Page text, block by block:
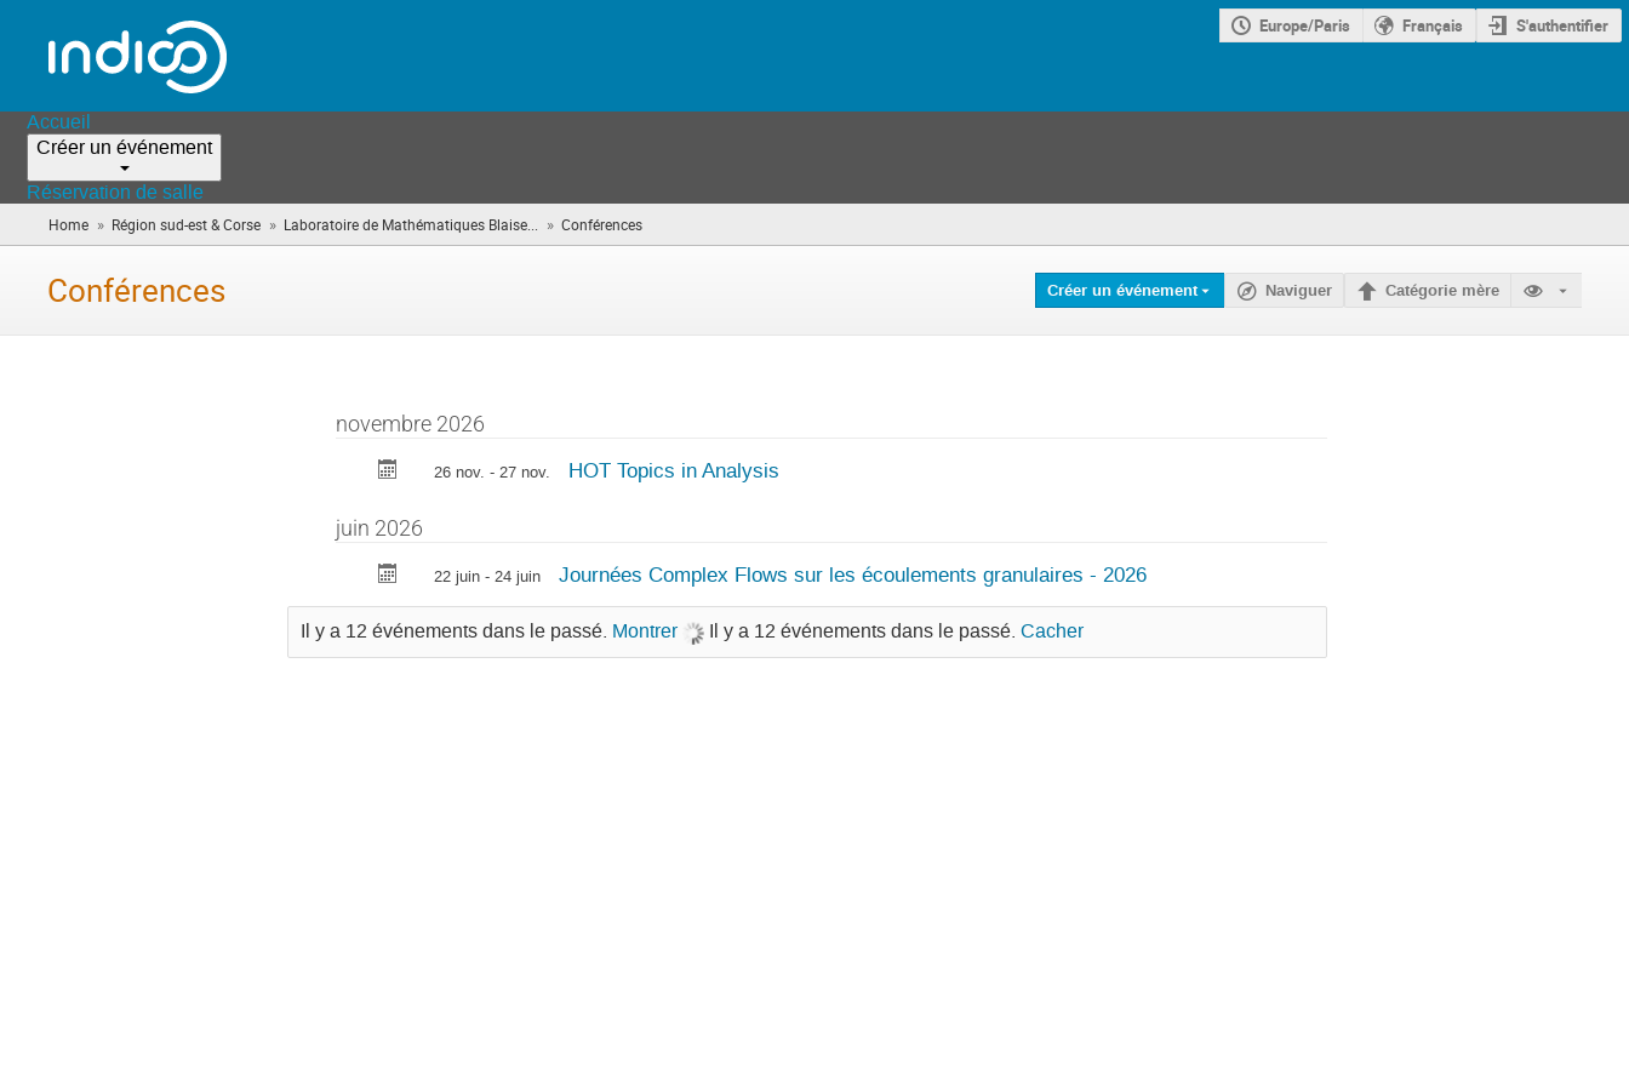
Europe/Paris Français S'authentifier
Accueil
Créer un événement
Réservation de salle
Home » Région sud-est & Corse » Laboratoire de Mathématiques Blaise... » Conférences
êtes
Conférences Créer un événement Naviguer Catégorie mère
novembre 2026
26 nov. - 27 nov. HOT Topics in Analysis
juin 2026
22 juin - 24 juin Journées Complex Flows sur les écoulements granulaires - 2026
Il y a 12 événements dans le passé. Montrer Il y a 12 événements dans le passé.Cacher